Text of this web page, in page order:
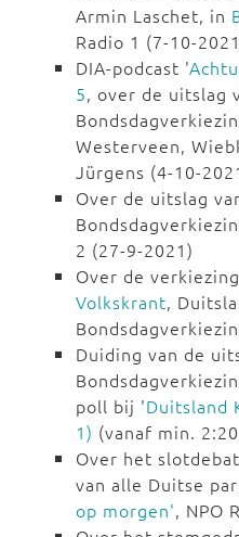
Armin Laschet, in
Radio 1 (7-10-
DIA-podcast '
5, over de uitslag
Westerveen,
Jürgens (4-10-
Over de uitslag
2 (27-9-2021)
Over de
Volkskrant,
Duiding van de
poll bij 'Duitsland
1) (vanaf min.
Over het
van alle Duitse
op morgen', NPO